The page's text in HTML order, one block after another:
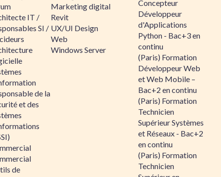
IT /
SI /
de la
et des
de
Marketing digital
Revit
UX/UI Design
Web
Windows Server
Concepteur
Développeur
d'Applications
Python - Bac+3 en
continu
(Paris) Formation
Développeur Web
et Web Mobile –
Bac+2 en continu
(Paris) Formation
Technicien
Supérieur Systèmes
et Réseaux - Bac+2
en continu
(Paris) Formation
Technicien